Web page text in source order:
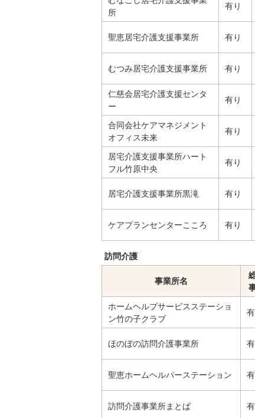
所
有り
聖恵居宅介護支援事業所 有り
むつみ居宅介護支援事業所 有り
仁慈会居宅介護支援センタ
ー
有り
合同会社ケアマネジメント
オフィス未来
有り
居宅介護支援事業所ハート
フル竹原中央
有り
居宅介護支援事業所黒滝 有り
ケアプランセンターこころ 有り
訪問介護
事業所名
ホームヘルプサービスステーショ
ン竹の子クラブ
ほのぼの訪問介護事業所
聖恵ホームヘルパーステーション
訪問介護事業所まとば